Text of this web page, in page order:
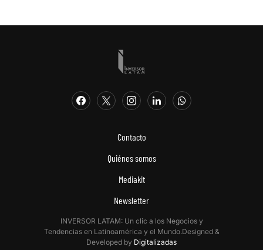
Contacto
Quiénes somos
Mediakit
Newsletter
INVERSOR LATAM: Un clic a los Negocios y
Tendencias en Latinoamérica y el Mundo.Designed &
Developed by Digitalizadas